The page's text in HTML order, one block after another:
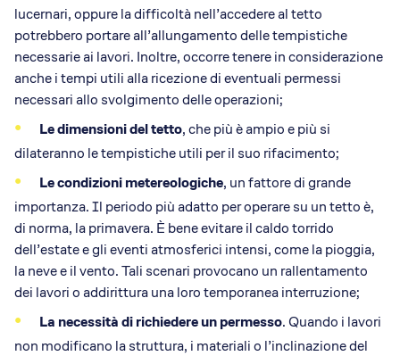
lucernari, oppure la difficoltà nell’accedere al tetto
potrebbero portare all’allungamento delle tempistiche
necessarie ai lavori. Inoltre, occorre tenere in considerazione
anche i tempi utili alla ricezione di eventuali permessi
necessari allo svolgimento delle operazioni;
Le dimensioni del tetto, che più è ampio e più si
dilateranno le tempistiche utili per il suo rifacimento;
Le condizioni metereologiche, un fattore di grande
importanza. Il periodo più adatto per operare su un tetto è,
di norma, la primavera. È bene evitare il caldo torrido
dell’estate e gli eventi atmosferici intensi, come la pioggia,
la neve e il vento. Tali scenari provocano un rallentamento
dei lavori o addirittura una loro temporanea interruzione;
La necessità di richiedere un permesso. Quando i lavori
non modificano la struttura, i materiali o l’inclinazione del